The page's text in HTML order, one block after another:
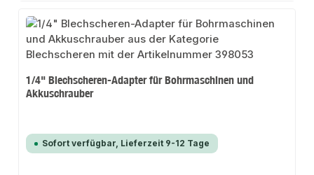
1/4" Blechscheren-Adapter für Bohrmaschinen und
Akkuschrauber
Sofort verfügbar, Lieferzeit 9-12 Tage